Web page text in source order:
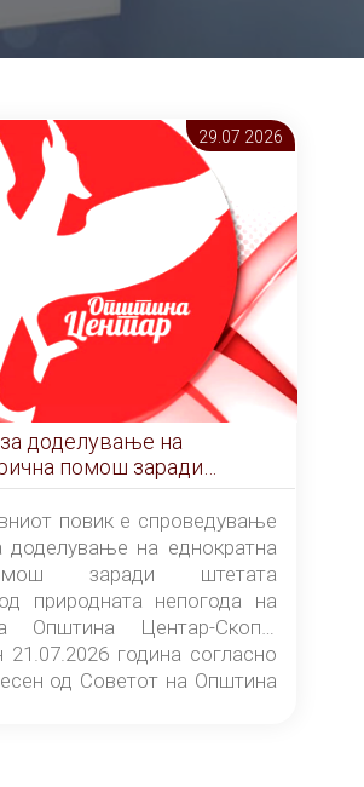
29.07 2026
помош заради
на Општина
повик е спроведување
доделување на еднократна
заради штетата
природната непогода на
Општина Центар-Скопје
21.07.2026 година согласно
од Советот на Општина